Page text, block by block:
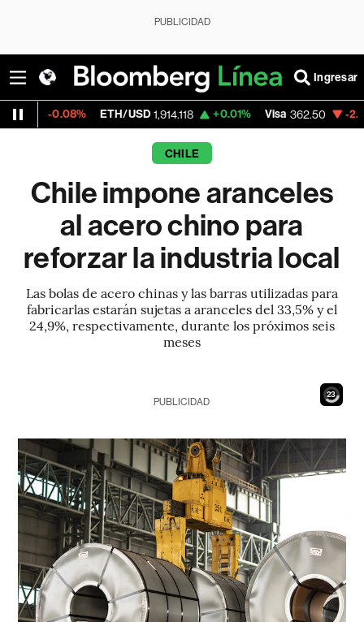
PUBLICIDAD
Ingresar
ETH/USD 1,914.118 +0.01% Visa 362.50 -2.15%
CHILE
Chile impone aranceles
al acero chino para
reforzar la industria local
Las bolas de acero chinas y las barras utilizadas para
fabricarlas estarán sujetas a aranceles del 33,5% y el
24,9%, respectivamente, durante los próximos seis
meses
22
PUBLICIDAD